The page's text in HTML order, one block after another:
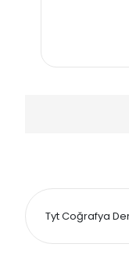
Tyt Coğrafya